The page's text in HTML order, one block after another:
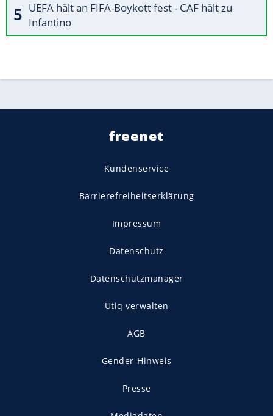
UEFA hält an FIFA-Boykott fest - CAF hält zu
Infantino
freenet
Kundenservice
Barrierefreiheitserklärung
Impressum
Datenschutz
Datenschutzmanager
Utiq verwalten
AGB
Gender-Hinweis
Presse